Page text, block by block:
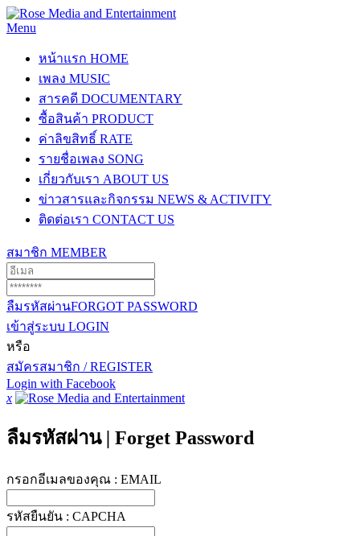
Menu
หน้าแรก HOME
เพลง MUSIC
สารคดี DOCUMENTARY
ซื้อสินค้า PRODUCT
ค่าลิขสิทธิ์ RATE
รายชื่อเพลง SONG
เกี่ยวกับเรา ABOUT US
ข่าวสารและกิจกรรม NEWS & ACTIVITY
ติดต่อเรา CONTACT US
สมาชิก MEMBER
ลืมรหัสผ่านFORGOT PASSWORD
เข้าสู่ระบบ LOGIN
หรือ
สมัครสมาชิก / REGISTER
Login with Facebook
x
ลืมรหัสผ่าน | Forget Password
กรอกอีเมลของคุณ : EMAIL
รหัสยืนยัน : CAPCHA